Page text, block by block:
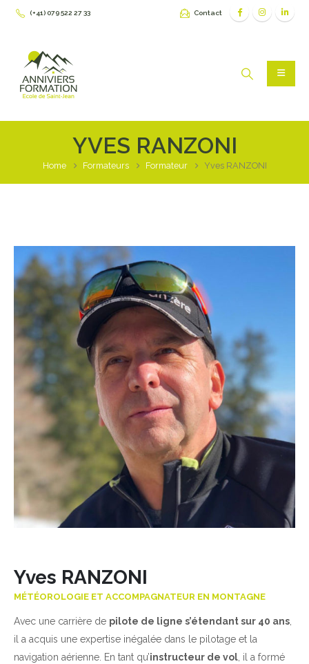
(+41) 079 522 27 33 Contact
YVES RANZONI
Home Formateurs Formateur Yves RANZONI
Yves RANZONI
MÉTÉOROLOGIE ET ACCOMPAGNATEUR EN MONTAGNE
Avec une carrière de pilote de ligne s’étendant sur 40 ans,
il a acquis une expertise inégalée dans le pilotage et la
navigation aérienne. En tant qu’instructeur de vol, il a formé